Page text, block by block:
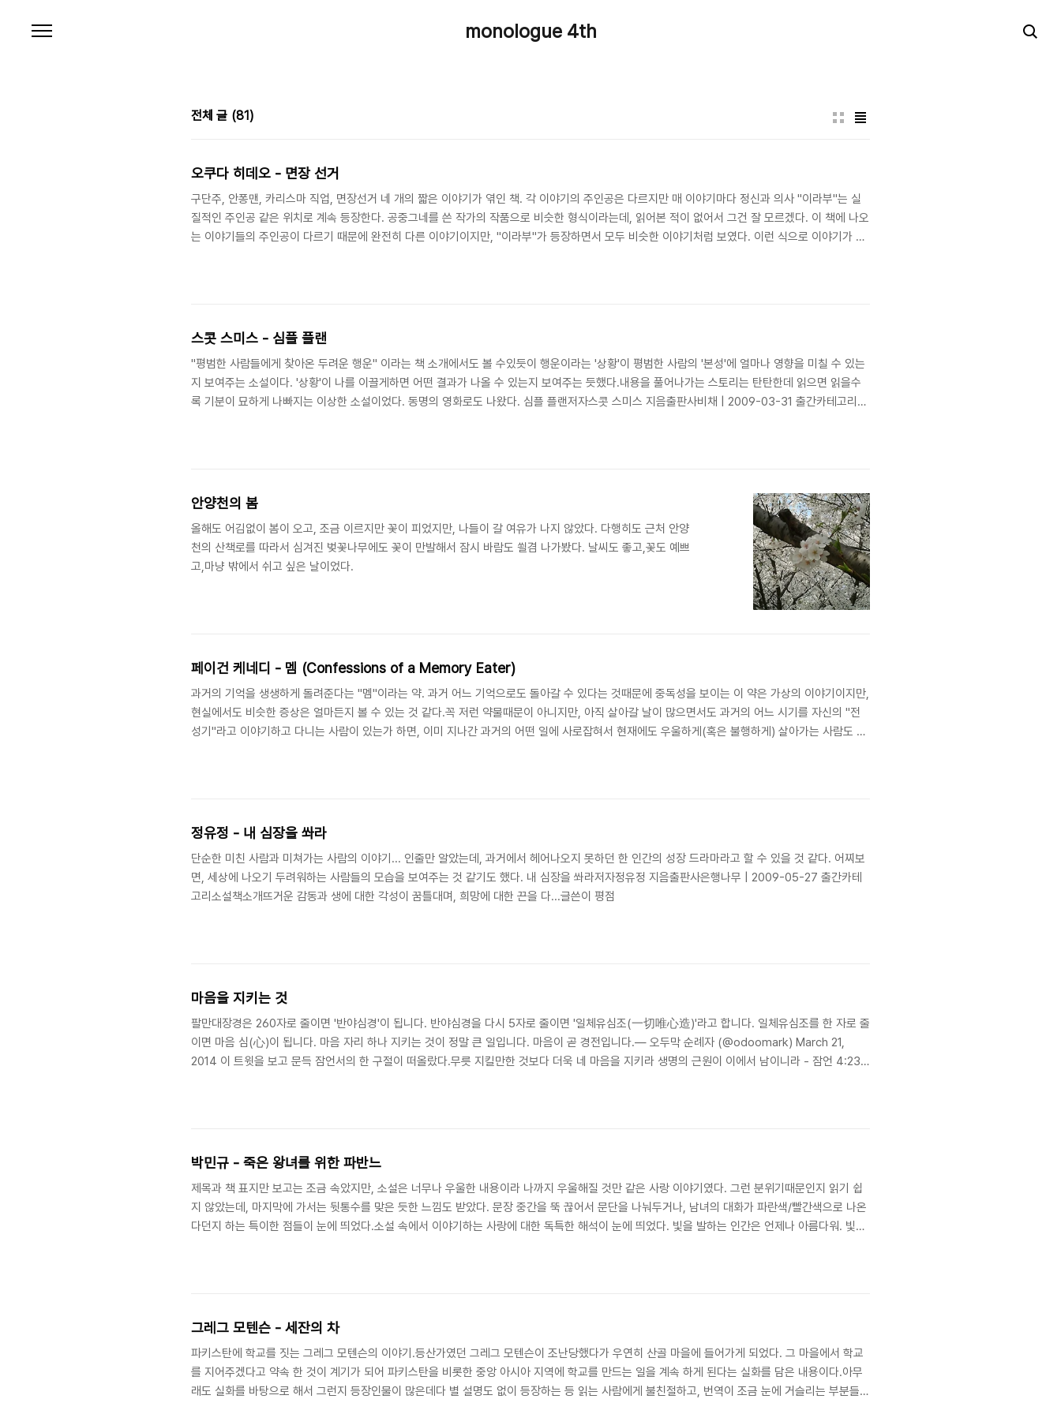
monologue 4th
전체 글 (81)
오쿠다 히데오 - 면장 선거
구단주, 안퐁맨, 카리스마 직업, 면장선거 네 개의 짧은 이야기가 엮인 책. 각 이야기의 주인공은 다르지만 매 이야기마다 정신과 의사 "이라부"는 실
질적인 주인공 같은 위치로 계속 등장한다. 공중그네를 쓴 작가의 작품으로 비슷한 형식이라는데, 읽어본 적이 없어서 그건 잘 모르겠다. 이 책에 나오
는 이야기들의 주인공이 다르기 때문에 완전히 다른 이야기이지만, "이라부"가 등장하면서 모두 비슷한 이야기처럼 보였다. 이런 식으로 이야기가 더
스콧 스미스 - 심플 플랜
"평범한 사람들에게 찾아온 두려운 행운" 이라는 책 소개에서도 볼 수있듯이 행운이라는 '상황'이 평범한 사람의 '본성'에 얼마나 영향을 미칠 수 있는
지 보여주는 소설이다. '상황'이 나를 이끌게하면 어떤 결과가 나올 수 있는지 보여주는 듯했다.내용을 풀어나가는 스토리는 탄탄한데 읽으면 읽을수
록 기분이 묘하게 나빠지는 이상한 소설이었다. 동명의 영화로도 나왔다. 심플 플랜저자스콧 스미스 지음출판사비채 | 2009-03-31 출간카테고리소
안양천의 봄
올해도 어김없이 봄이 오고, 조금 이르지만 꽃이 피었지만, 나들이 갈 여유가 나지 않았다. 다행히도 근처 안양
천의 산책로를 따라서 심겨진 벚꽃나무에도 꽃이 만발해서 잠시 바람도 쐴겸 나가봤다. 날씨도 좋고,꽃도 예쁘
고,마냥 밖에서 쉬고 싶은 날이었다.
페이건 케네디 - 멤 (Confessions of a Memory Eater)
과거의 기억을 생생하게 돌려준다는 "멤"이라는 약. 과거 어느 기억으로도 돌아갈 수 있다는 것때문에 중독성을 보이는 이 약은 가상의 이야기이지만,
현실에서도 비슷한 증상은 얼마든지 볼 수 있는 것 같다.꼭 저런 약물때문이 아니지만, 아직 살아갈 날이 많으면서도 과거의 어느 시기를 자신의 "전
성기"라고 이야기하고 다니는 사람이 있는가 하면, 이미 지나간 과거의 어떤 일에 사로잡혀서 현재에도 우울하게(혹은 불행하게) 살아가는 사람도 있
정유정 - 내 심장을 쏴라
단순한 미친 사람과 미쳐가는 사람의 이야기... 인줄만 알았는데, 과거에서 헤어나오지 못하던 한 인간의 성장 드라마라고 할 수 있을 것 같다. 어찌보
면, 세상에 나오기 두려워하는 사람들의 모습을 보여주는 것 같기도 했다. 내 심장을 쏴라저자정유정 지음출판사은행나무 | 2009-05-27 출간카테
고리소설책소개뜨거운 감동과 생에 대한 각성이 꿈틀대며, 희망에 대한 끈을 다...글쓴이 평점
마음을 지키는 것
팔만대장경은 260자로 줄이면 '반야심경'이 됩니다. 반야심경을 다시 5자로 줄이면 '일체유심조(一切唯心造)'라고 합니다. 일체유심조를 한 자로 줄
이면 마음 심(心)이 됩니다. 마음 자리 하나 지키는 것이 정말 큰 일입니다. 마음이 곧 경전입니다.— 오두막 순례자 (@odoomark) March 21,
2014 이 트윗을 보고 문득 잠언서의 한 구절이 떠올랐다.무릇 지킬만한 것보다 더욱 네 마음을 지키라 생명의 근원이 이에서 남이니라 - 잠언 4:23
박민규 - 죽은 왕녀를 위한 파반느
제목과 책 표지만 보고는 조금 속았지만, 소설은 너무나 우울한 내용이라 나까지 우울해질 것만 같은 사랑 이야기였다. 그런 분위기때문인지 읽기 쉽
지 않았는데, 마지막에 가서는 뒷통수를 맞은 듯한 느낌도 받았다. 문장 중간을 뚝 끊어서 문단을 나눠두거나, 남녀의 대화가 파란색/빨간색으로 나온
다던지 하는 특이한 점들이 눈에 띄었다.소설 속에서 이야기하는 사랑에 대한 독특한 해석이 눈에 띄었다. 빛을 발하는 인간은 언제나 아름다워. 빛이
그레그 모텐슨 - 세잔의 차
파키스탄에 학교를 짓는 그레그 모텐슨의 이야기.등산가였던 그레그 모텐슨이 조난당했다가 우연히 산골 마을에 들어가게 되었다. 그 마을에서 학교
를 지어주겠다고 약속 한 것이 계기가 되어 파키스탄을 비롯한 중앙 아시아 지역에 학교를 만드는 일을 계속 하게 된다는 실화를 담은 내용이다.아무
래도 실화를 바탕으로 해서 그런지 등장인물이 많은데다 별 설명도 없이 등장하는 등 읽는 사람에게 불친절하고, 번역이 조금 눈에 거슬리는 부분들이